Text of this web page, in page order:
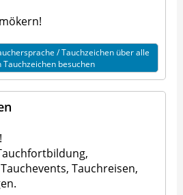
/ Tauchzeichen über alle
Tauchzeichen besuchen
Tauchreisen,